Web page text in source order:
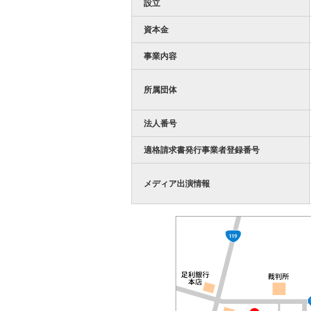
設立
資本金
事業内容
所属団体
法人番号
適格請求書発行事業者登録番号
メディア出演情報